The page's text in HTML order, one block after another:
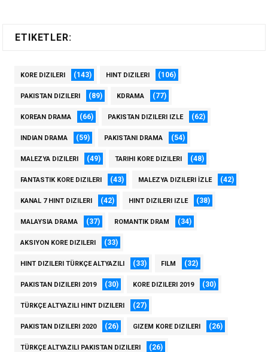
ETIKETLER:
KORE DIZILERI (143) HINT DIZILERI (106)
PAKISTAN DIZILERI (89) KDRAMA (77)
KOREAN DRAMA (66) PAKISTAN DIZILERI IZLE (62)
INDIAN DRAMA (59) PAKISTANI DRAMA (54)
MALEZYA DIZILERI (49) TARIHI KORE DIZILERI (48)
FANTASTIK KORE DIZILERI (43) MALEZYA DIZILERI İZLE (42)
KANAL 7 HINT DIZILERI (42) HINT DIZILERI IZLE (38)
MALAYSIA DRAMA (37) ROMANTIK DRAM (34)
AKSIYON KORE DIZILERI (33)
HINT DIZILERI TÜRKÇE ALTYAZILI (33) FILM (32)
PAKISTAN DIZILERI 2019 (30) KORE DIZILERI 2019 (30)
TÜRKÇE ALTYAZILI HINT DIZILERI (27)
PAKISTAN DIZILERI 2020 (26) GIZEM KORE DIZILERI (26)
TÜRKÇE ALTYAZILI PAKISTAN DIZILERI (26)